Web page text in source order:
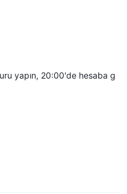
yapın, 20:00'de hesaba g